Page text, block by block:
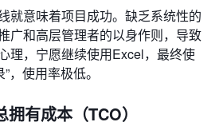
就意味着项目成功。缺乏系统性的
广和高层管理者的以身作则，导致
理，宁愿继续使用Excel，最终使
，使用率极低。
有成本（TCO）